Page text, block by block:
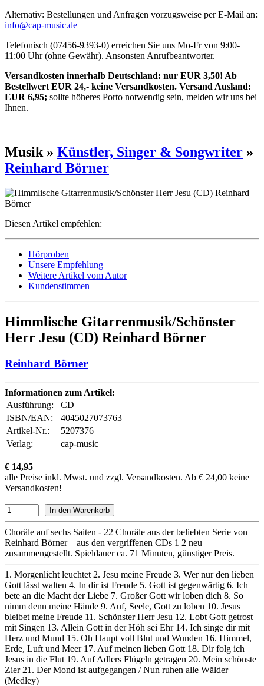
Alternativ: Bestellungen und Anfragen vorzugsweise per E-Mail an:
info@cap-music.de
Telefonisch (07456-9393-0) erreichen Sie uns Mo-Fr von 9:00-
11:00 Uhr (ohne Gewähr). Ansonsten Anrufbeantworter.
Versandkosten innerhalb Deutschland: nur EUR 3,50! Ab
Bestellwert EUR 24,- keine Versandkosten. Versand Ausland:
EUR 6,95; sollte höheres Porto notwendig sein, melden wir uns bei
Ihnen.
Musik » Künstler, Singer & Songwriter »
Reinhard Börner
Diesen Artikel empfehlen:
Hörproben
Unsere Empfehlung
Weitere Artikel vom Autor
Kundenstimmen
Himmlische Gitarrenmusik/Schönster
Herr Jesu (CD) Reinhard Börner
Reinhard Börner
Informationen zum Artikel:
Ausführung:
CD
ISBN/EAN:
4045027073763
Artikel-Nr.:
5207376
Verlag:
cap-music
€ 14,95
alle Preise inkl. Mwst. und zzgl. Versandkosten. Ab € 24,00 keine
Versandkosten!
Choräle auf sechs Saiten - 22 Choräle aus der beliebten Serie von
Reinhard Börner – aus den vergriffenen CDs 1 2 neu
zusammengestellt. Spieldauer ca. 71 Minuten, günstiger Preis.
1. Morgenlicht leuchtet 2. Jesu meine Freude 3. Wer nur den lieben
Gott lässt walten 4. In dir ist Freude 5. Gott ist gegenwärtig 6. Ich
bete an die Macht der Liebe 7. Großer Gott wir loben dich 8. So
nimm denn meine Hände 9. Auf, Seele, Gott zu loben 10. Jesus
bleibet meine Freude 11. Schönster Herr Jesu 12. Lobt Gott getrost
mit Singen 13. Allein Gott in der Höh sei Ehr 14. Ich singe dir mit
Herz und Mund 15. Oh Haupt voll Blut und Wunden 16. Himmel,
Erde, Luft und Meer 17. Auf meinen lieben Gott 18. Dir folg ich
Jesus in die Flut 19. Auf Adlers Flügeln getragen 20. Mein schönste
Zier 21. Der Mond ist aufgegangen / Nun ruhen alle Wälder
(Medley)